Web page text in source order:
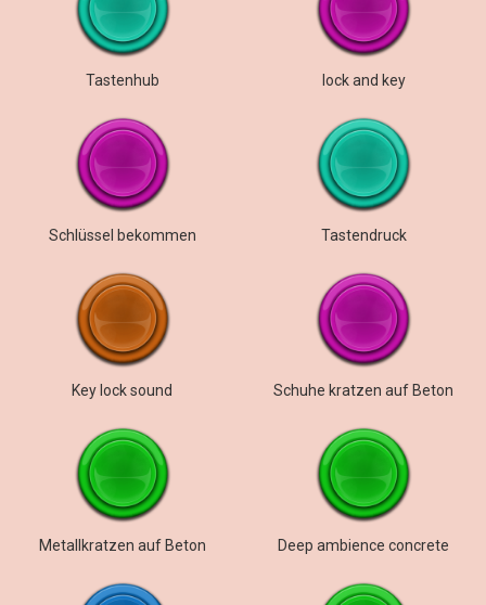
Tastenhub lock and key
Schlüssel bekommen Tastendruck
Key lock sound Schuhe kratzen auf Beton
Metallkratzen auf Beton Deep ambience concrete